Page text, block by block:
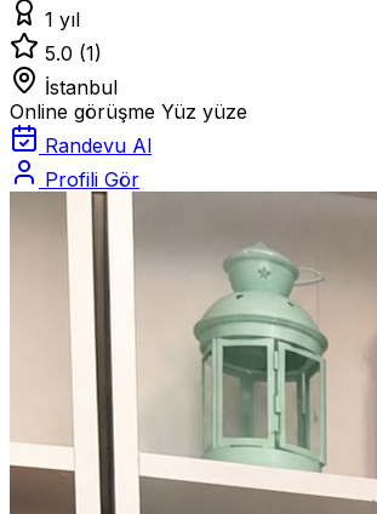
1 yıl
5.0 (1)
İstanbul
Online görüşme Yüz yüze
Randevu Al
Profili Gör